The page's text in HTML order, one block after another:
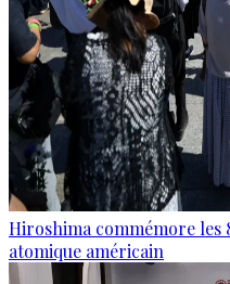
Hiroshima commémore les
atomique américain